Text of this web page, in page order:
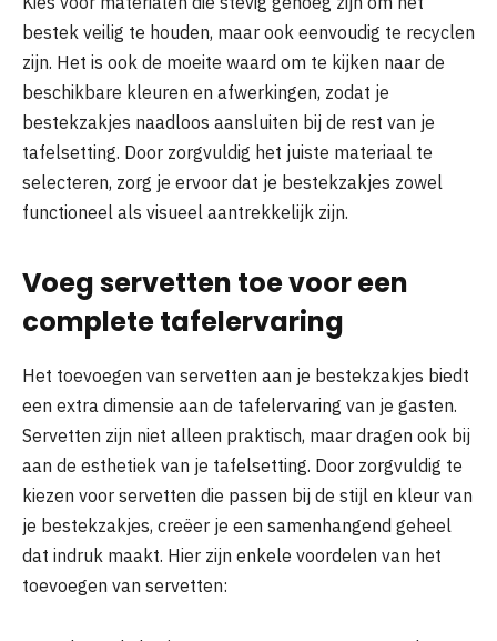
bestek veilig te houden, maar ook eenvoudig te recyclen
zijn. Het is ook de moeite waard om te kijken naar de
beschikbare kleuren en afwerkingen, zodat je
bestekzakjes naadloos aansluiten bij de rest van je
tafelsetting. Door zorgvuldig het juiste materiaal te
selecteren, zorg je ervoor dat je bestekzakjes zowel
functioneel als visueel aantrekkelijk zijn.
Voeg servetten toe voor een
complete tafelervaring
Het toevoegen van servetten aan je bestekzakjes biedt
een extra dimensie aan de tafelervaring van je gasten.
Servetten zijn niet alleen praktisch, maar dragen ook bij
aan de esthetiek van je tafelsetting. Door zorgvuldig te
kiezen voor servetten die passen bij de stijl en kleur van
je bestekzakjes, creëer je een samenhangend geheel
dat indruk maakt. Hier zijn enkele voordelen van het
toevoegen van servetten: